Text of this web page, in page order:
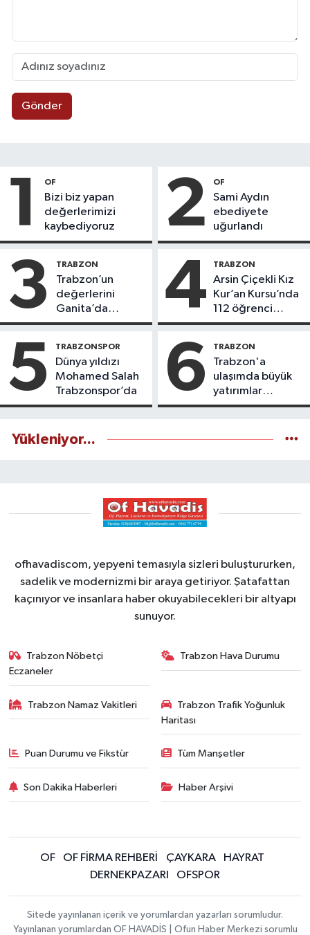
Gönder
1 OF
Bizi biz yapan
değerlerimizi
kaybediyoruz
2 OF
Sami Aydın
ebediyete
uğurlandı
3 TRABZON
Trabzon’un
değerlerini
Ganita’da
yaşatıyoruz
4 TRABZON
Arsin Çiçekli Kız
Kur’an Kursu’nda
112 öğrenci
icazet aldı
5 TRABZONSPOR
Dünya yıldızı
Mohamed Salah
Trabzonspor’da
6 TRABZON
Trabzon'a
ulaşımda büyük
yatırımlar
yapılıyor
Yükleniyor...
ofhavadiscom, yepyeni temasıyla sizleri buluştururken,
sadelik ve modernizmi bir araya getiriyor. Şatafattan
kaçınıyor ve insanlara haber okuyabilecekleri bir altyapı
sunuyor.
Trabzon Nöbetçi
Eczaneler
Trabzon Hava Durumu
Trabzon Namaz Vakitleri
Trabzon Trafik Yoğunluk
Haritası
Puan Durumu ve Fikstür Tüm Manşetler
Son Dakika Haberleri Haber Arşivi
OF OF FİRMA REHBERİ ÇAYKARA
HAYRAT
DERNEKPAZARI
OFSPOR
Sitede yayınlanan içerik ve yorumlardan yazarları sorumludur.
Yayınlanan yorumlardan OF HAVADİS | Ofun Haber Merkezi sorumlu